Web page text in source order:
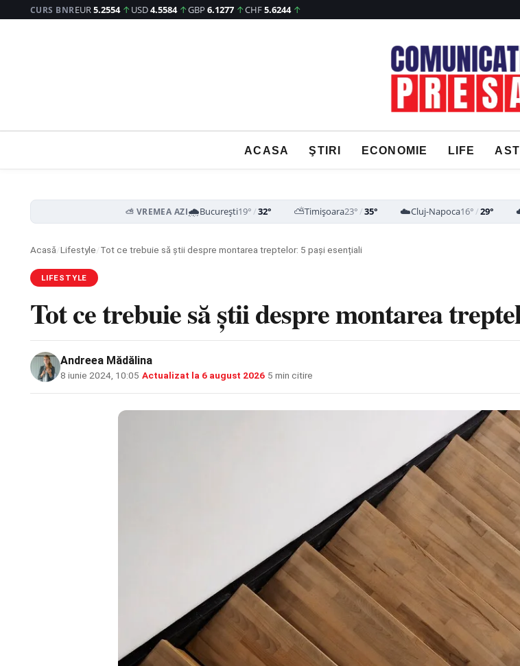
CURS BNR EUR5.2554 ↑USD4.5584 ↑GBP 6.1277 ↑CHF5.6244 ↑
ACASA ŞTIRI ECONOMIE LIFE
⛅ VREMEA AZI🌧️București19°/32° ⛅Timișoara23°/35° ☁️Cluj-Napoca16°/29°
Acasă/Lifestyle/ Tot ce trebuie să știi despre montarea treptelor: 5 pași esențiali
LIFESTYLE
Tot ce trebuie să știi despre montarea
Andreea Mădălina
8 iunie 2024, 10:05 Actualizat la 6 august 2026 5 min citire